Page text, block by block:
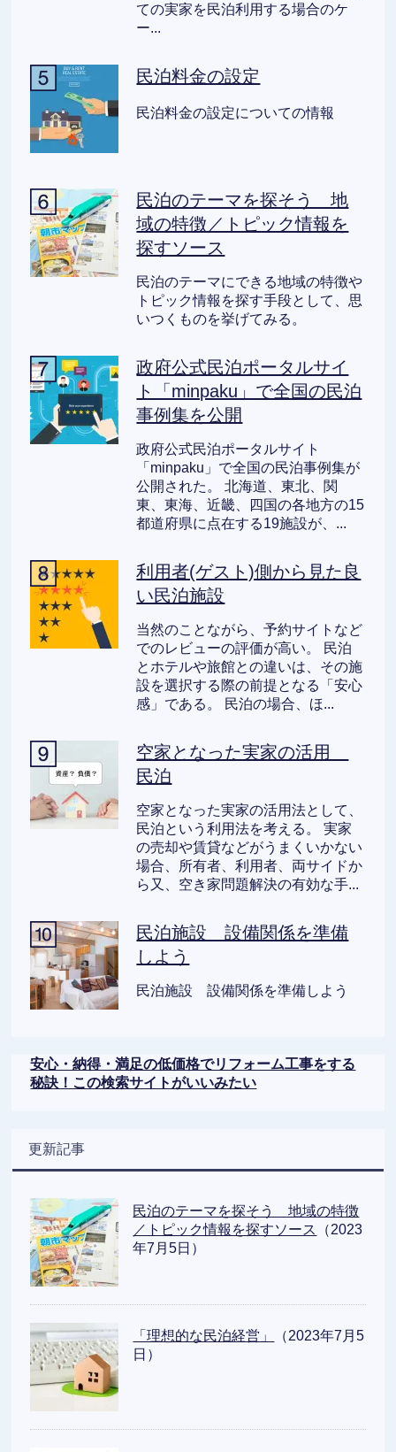
ての実家を民泊利用する場合のケ
ー...
民泊料金の設定
民泊料金の設定についての情報
民泊のテーマを探そう 地
域の特徴／トピック情報を
探すソース
民泊のテーマにできる地域の特徴や
トピック情報を探す手段として、思
いつくものを挙げてみる。
政府公式民泊ポータルサイ
ト「minpaku」で全国の民泊
事例集を公開
政府公式民泊ポータルサイト
「minpaku」で全国の民泊事例集が
公開された。 北海道、東北、関
東、東海、近畿、四国の各地方の15
都道府県に点在する19施設が、...
利用者(ゲスト)側から見た良
い民泊施設
当然のことながら、予約サイトなど
でのレビューの評価が高い。 民泊
とホテルや旅館との違いは、その施
設を選択する際の前提となる「安心
感」である。 民泊の場合、ほ...
空家となった実家の活用
民泊
空家となった実家の活用法として、
民泊という利用法を考える。 実家
の売却や賃貸などがうまくいかない
場合、所有者、利用者、両サイドか
ら又、空き家問題解決の有効な手...
民泊施設 設備関係を準備
しよう
民泊施設 設備関係を準備しよう
安心・納得・満足の低価格でリフォーム工事をする
秘訣！この検索サイトがいいみたい
更新記事
民泊のテーマを探そう 地域の特徴
／トピック情報を探すソース
（2023
年7月5日）
「理想的な民泊経営」
（2023年7月5
日）